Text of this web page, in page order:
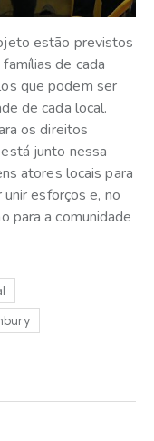
estão previstos
de cada
que podem ser
de cada local.
os direitos
está junto nessa
atores locais para
esforços e, no
para a comunidade